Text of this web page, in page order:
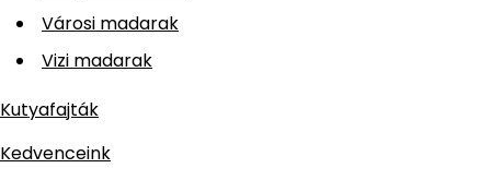
Városi madarak
Vizi madarak
Kutyafajták
Kedvenceink